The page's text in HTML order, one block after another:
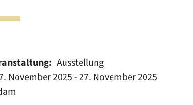
Ausstellung
November 2025-27. November 2025